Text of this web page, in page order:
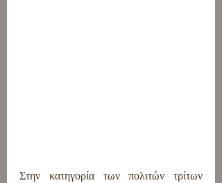
Στην κατηγορία των πολιτών τρίτων